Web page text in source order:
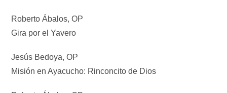
Roberto Ábalos, OP
Gira por el Yavero
Jesús Bedoya, OP
Misión en Ayacucho: Rinconcito de Dios